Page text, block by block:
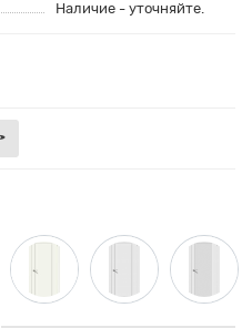
Наличие - уточняйте.